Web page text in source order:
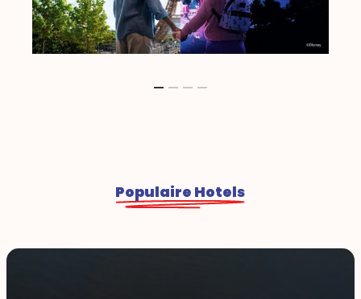
Populaire Hotels